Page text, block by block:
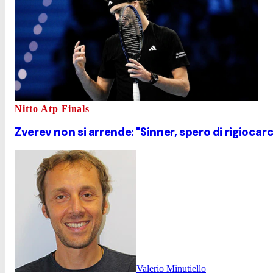
Nitto Atp Finals
Zverev non si arrende: "Sinner, spero di
Valerio Minutiello